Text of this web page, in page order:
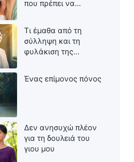
που πρέπει να
Τι έμαθα από τη
σύλληψη και τη
φυλάκιση της
Ένας επίμονος πόνος
Δεν ανησυχώ πλέον
για τη δουλειά του
γιου μου